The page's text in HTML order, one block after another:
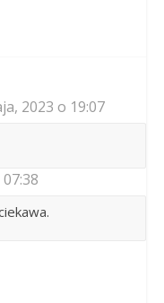
2023 o 19:07